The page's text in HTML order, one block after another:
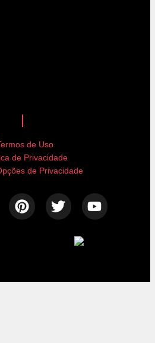
de Uso
de Privacidade
de Privacidade